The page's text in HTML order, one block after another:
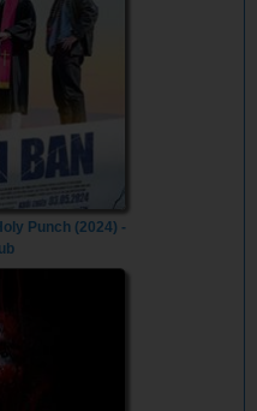
Punch (2024) -